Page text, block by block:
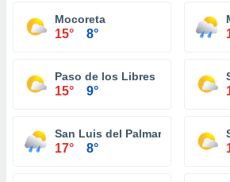
Mocoreta
15° 8°
Paso de los Libres
15° 9°
San Luis del Palmar
17° 8°